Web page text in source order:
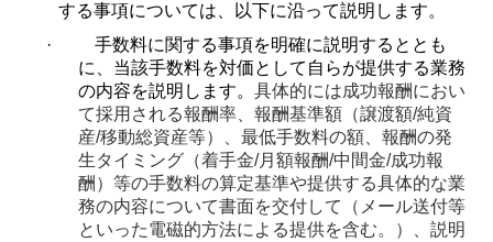
する事項については、以下に沿って説明します。
·
手数料に関する事項を明確に説明するととも
に、当該手数料を対価として自らが提供する業務
の内容を説明します。具体的には成功報酬におい
て採用される報酬率、報酬基準額（譲渡額/純資
産/移動総資産等）、最低手数料の額、報酬の発
生タイミング（着手金/月額報酬/中間金/成功報
酬）等の手数料の算定基準や提供する具体的な業
務の内容について書面を交付して（メール送付等
といった電磁的方法による提供を含む。）、説明